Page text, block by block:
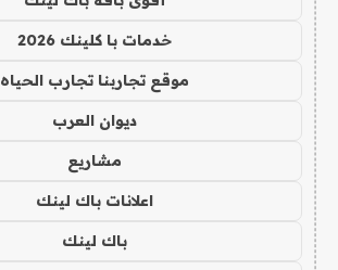
خدمات با كلينك 2026
موقع تجاربنا تجارب الحياه
ديوان العرب
مشاريع
اعلانات باك لينك
باك لينك